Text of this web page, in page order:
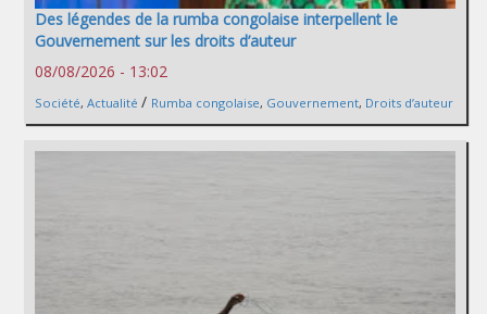
Des légendes de la rumba congolaise interpellent le
Gouvernement sur les droits d’auteur
08/08/2026 - 13:02
Société, Actualité / Rumba congolaise, Gouvernement, Droits d’auteur